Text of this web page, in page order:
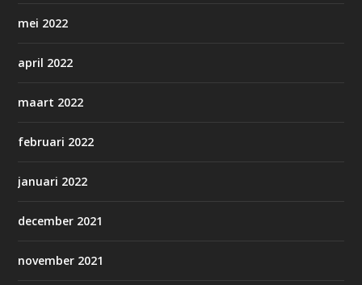
mei 2022
april 2022
maart 2022
februari 2022
januari 2022
december 2021
november 2021